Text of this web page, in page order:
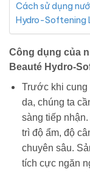
Cách sử dụng
Hydro-Softening
Công dụng của
Beauté Hydro-
Trước khi cung
da, chúng ta
sàng tiếp
trì độ ẩm, độ
chuyên sâu.
tích cực ngăn